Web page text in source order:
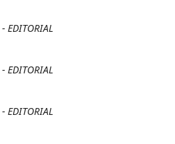
- EDITORIAL
- EDITORIAL
- EDITORIAL